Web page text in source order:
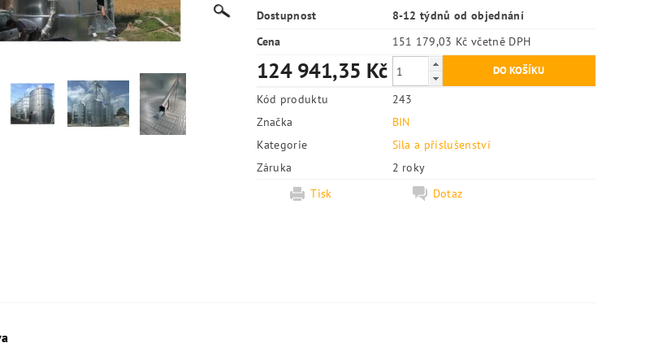
Dostupnost
8-12 týdnů od objednání
Cena
151 179,03 Kč včetně DPH
124 941,35 Kč
Kód produktu
243
Značka
BIN
Kategorie
Sila a příslušenství
Záruka
2 roky
Tisk
Dotaz